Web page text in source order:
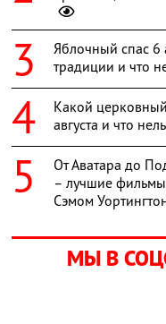
Яблочный спас 6
традиции и что
Какой
августа и что
От Аватара до
– лучшие
Сэмом
МЫ В